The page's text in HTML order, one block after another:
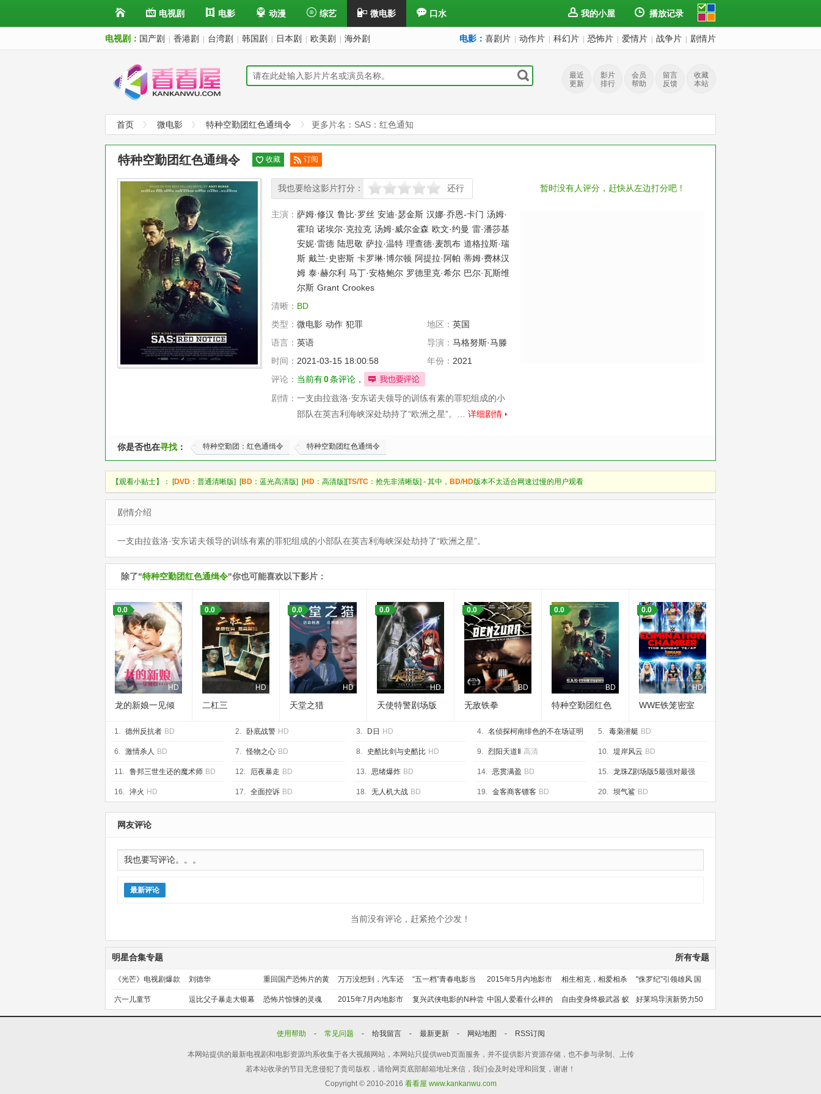
电视剧 电影 动漫 综艺 微电影 口水 我的小屋 播放记录
电视剧： 国产剧 香港剧 台湾剧 韩国剧 日本剧 欧美剧 海外剧 电影： 喜剧片 动作片 科幻片 恐怖片 爱情片 战争片 剧情片
最近
更新
影片
排行
会员
帮助
留言
反馈
收藏
本站
首页 微电影 特种空勤团红色通缉令 更多片名：SAS：红色通知
暂时没有人评分，赶快从左边打分吧！
特种空勤团红色通缉令 收藏
订阅
阅
我也要给这影片打分：
很差较差 还行推荐 力荐 还行
主演： 萨姆·修汉 鲁比·罗丝 安迪·瑟金斯 汉娜·乔恩-卡门 汤姆·
霍珀 诺埃尔·克拉克 汤姆·威尔金森 欧文·约曼 雷·潘莎基
安妮·雷德 陆思敬 萨拉·温特 理查德·麦凯布 道格拉斯·瑞
斯 戴兰·史密斯 卡罗琳·博尔顿 阿提拉·阿帕 蒂姆·费林汉
姆 泰·赫尔利 马丁·安格鲍尔 罗德里克·希尔 巴尔·瓦斯维
尔斯 Grant Crookes
清晰： BD
类型： 微电影 动作 犯罪 地区： 英国
语言： 英语 导演： 马格努斯·马滕
斯
时间： 2021-03-15 18:00:58 年份： 2021
评论： 当前有0条评论，
剧情： 一支由拉兹洛·安东诺夫领导的训练有素的罪犯组成的小
部队在英吉利海峡深处劫持了“欧洲之星”。… 详细剧情
你是否也在寻找 ： 特种空勤团：红色通缉令 特种空勤团红色通缉令
【观看小贴士】： [DVD ：普通清晰版] [BD ：蓝光高清版] [HD ：高清版][TS/TC ：抢先非清晰版] - 其中， BD/HD版本不太适合网速过慢的用户观看
剧情介绍
一支由拉兹洛·安东诺夫领导的训练有素的罪犯组成的小部队在英吉利海峡深处劫持了“欧洲之星”。
除了"特种空勤团红色通缉令"你也可能喜欢以下影片：
HD
0.0
龙的新娘一见倾
HD
0.0
二杠三
HD
0.0
天堂之猎
HD
0.0
天使特警剧场版
BD
0.0
无敌铁拳
BD
0.0
特种空勤团红色
HD
0.0
WWE铁笼密室
1. 德州反抗者 BD 2. 卧底战警 HD 3. D日 HD 4. 名侦探柯南绯色的不在场证明
HD
5. 毒枭潜艇 BD
6. 激情杀人 BD 7. 怪物之心 BD 8. 史酷比剑与史酷比 HD 9. 烈阳天道Ⅱ 高清 10. 堤岸风云 BD
11. 鲁邦三世生还的魔术师 BD 12. 厄夜暴走 BD 13. 思绪爆炸 BD 14. 恶贯满盈 BD 15. 龙珠Z剧场版5最强对最强
BD
16. 淬火 HD 17. 全面控诉 BD 18. 无人机大战 BD 19. 金客商客镖客 BD 20. 坝气鲨 BD
网友评论
最新评论
当前没有评论，赶紧抢个沙发！
所有专题
明星合集专题
《光芒》电视剧爆款
预定！
刘德华 重回国产恐怖片的黄
金时代
万万没想到，汽车还
能干这个？
“五一档”青春电影当
道
2015年5月内地影市
前瞻
相生相克，相爱相杀 "侏罗纪"引领雄风 国
产片下旬逆袭
六一儿童节 逗比父子暴走大银幕 恐怖片惊悚的灵魂 2015年7月内地影市
前瞻
复兴武侠电影的N种尝
试
中国人爱看什么样的
喜剧？
自由变身终极武器 蚁
人能力使用者大盘点
好莱坞导演新势力50
人上篇
使用帮助
- 常见问题 - 给我留言 - 最新更新 - 网站地图 - RSS订阅
本网站提供的最新电视剧和电影资源均系收集于各大视频网站，本网站只提供web页面服务，并不提供影片资源存储，也不参与录制、上传
若本站收录的节目无意侵犯了贵司版权，请给网页底部邮箱地址来信，我们会及时处理和回复，谢谢！
Copyright © 2010-2016 看看屋 www.kankanwu.com